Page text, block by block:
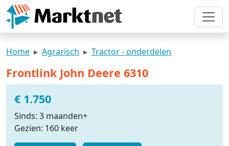
Home Agrarisch Tractor - onderdelen
Frontlink John Deere 6310
€ 1.750
Sinds: 3 maanden+
Gezien: 160 keer